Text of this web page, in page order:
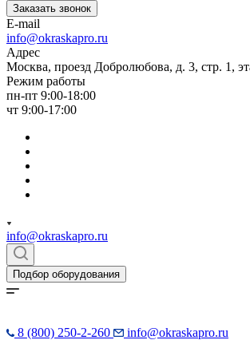
Заказать звонок
E-mail
info@okraskapro.ru
Адрес
Москва, проезд Добролюбова, д. 3, стр. 1,
Режим работы
пн-пт 9:00-18:00
чт 9:00-17:00
info@okraskapro.ru
Подбор оборудования
8 (800) 250-2-260 info@okraskapro.ru